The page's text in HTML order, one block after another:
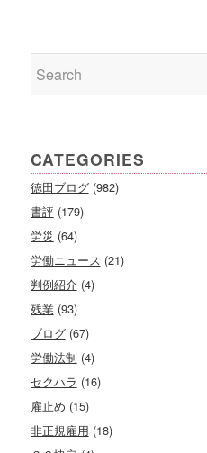
CATEGORIES
徳田ブログ(982)
書評(179)
労災 (64)
労働ニュース (21)
判例紹介(4)
残業(93)
ブログ(67)
労働法制 (4)
セクハラ (16)
雇止め (15)
非正規雇用 (18)